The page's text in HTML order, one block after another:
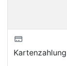
Kartenzahlung